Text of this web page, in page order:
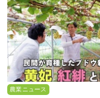
農業ニュース